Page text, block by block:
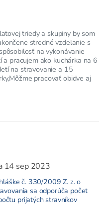
triedy a skupiny by som
stredné vzdelanie s
na vykonávanie
pracujem ako kuchárka na 6
na stravovanie a 15
pracovať obidve aj
14 sep 2023
č. 330/2009 Z. z. o
sa odporúča počet
prijatých stravníkov